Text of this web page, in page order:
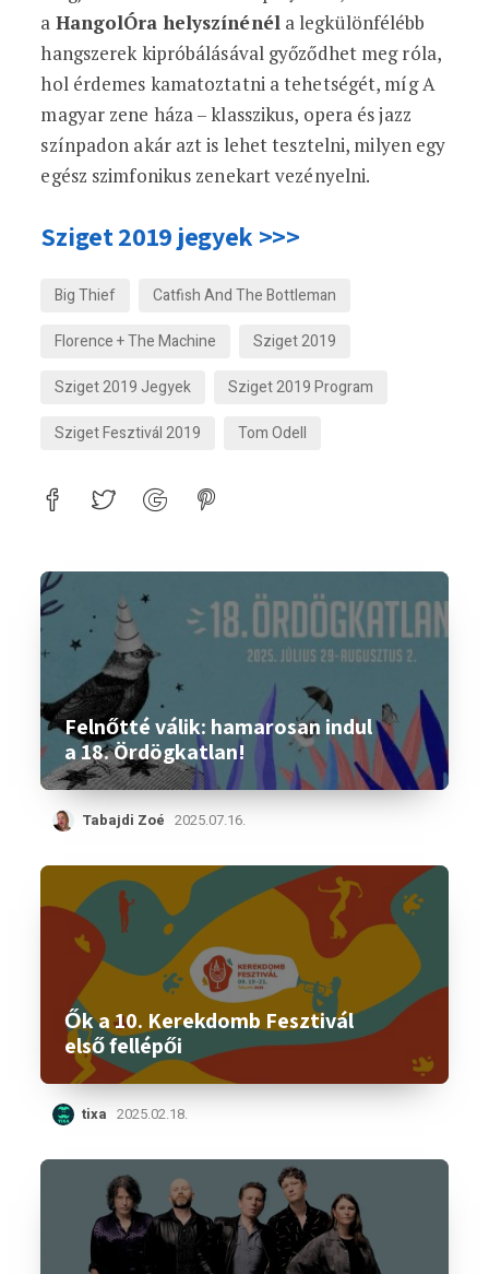
a HangolÓra helyszínénéla legkülönfélébb
hangszerek kipróbálásával győződhet meg róla,
hol érdemes kamatoztatni a tehetségét, míg A
magyar zene háza – klasszikus, opera és jazz
színpadon akár azt is lehet tesztelni, milyen egy
egész szimfonikus zenekart vezényelni.
Sziget 2019 jegyek >>>
Big Thief
Catfish And The Bottleman
Florence + The Machine
Sziget 2019
Sziget 2019 Jegyek
Sziget 2019 Program
Sziget Fesztivál 2019
Tom Odell
Felnőtté válik: hamarosan indul
a 18. Ördögkatlan!
Tabajdi Zoé 2025.07.16.
Ők a 10. Kerekdomb Fesztivál
első fellépői
tixa 2025.02.18.